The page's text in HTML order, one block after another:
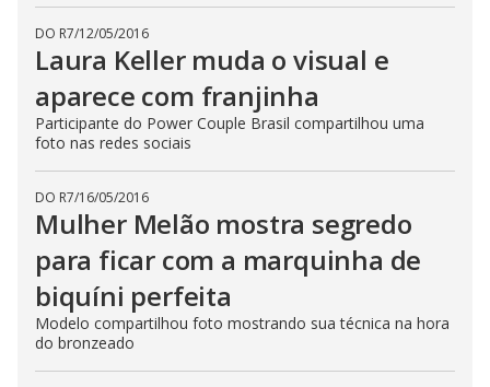
DO R7/12/05/2016
Laura Keller muda o visual e
aparece com franjinha
Participante do Power Couple Brasil compartilhou uma
foto nas redes sociais
DO R7/16/05/2016
Mulher Melão mostra segredo
para ficar com a marquinha de
biquíni perfeita
Modelo compartilhou foto mostrando sua técnica na hora
do bronzeado